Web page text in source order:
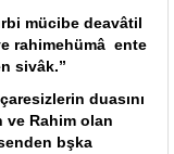
mücibe deavâtil
rahimehümâ ente
sivâk.”
duasını
ve Rahim olan
bşka